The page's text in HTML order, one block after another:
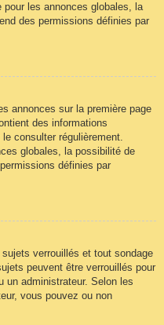
les annonces globales, la
des permissions définies par
annonces sur la première page
des informations
consulter régulièrement.
globales, la possibilité de
définies par
verrouillés et tout sondage
peuvent être verrouillés pour
un administrateur. Selon les
vous pouvez ou non